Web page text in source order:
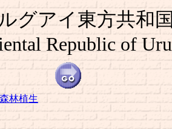
グアイ東方共和
Republic of
林植生